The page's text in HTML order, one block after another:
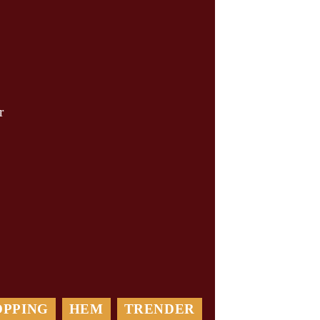
HEM TRENDER
Var Rädd om din Bil: